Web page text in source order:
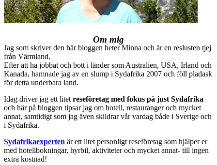
Om mig
Jag som skriver den här bloggen heter Minna och är en reslusten tjej
från Värmland.
Efter att ha jobbat och bott i länder som Australien, USA, Irland och
Kanada, hamnade jag av en slump i Sydafrika 2007 och föll pladask
för detta underbara land.
Idag driver jag ett litet reseföretag med fokus på just Sydafrika
och här på bloggen tipsar jag om hotell, restauranger och mycket
annat, samtidigt som jag även skildrar vår vardag både i Sverige och
i Sydafrika.
Sydafrikaexperten är ett litet personligt reseföretag som hjälper er
med hotellbokningar, hyrbil, aktiviteter och mycket annat- till ingen
extra kostnad!